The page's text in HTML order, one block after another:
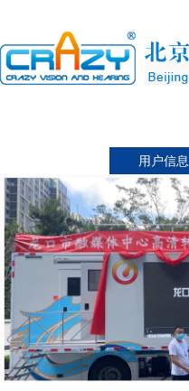
用户信息